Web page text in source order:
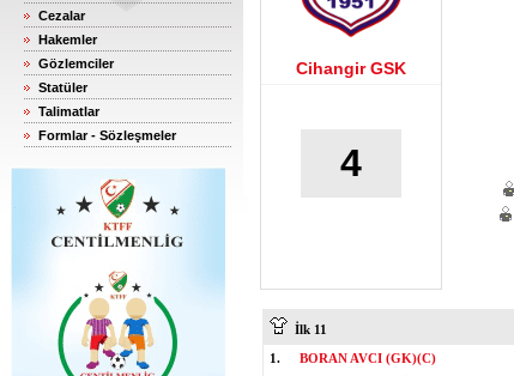
Cezalar
Hakemler
Gözlemciler
Statüler
Talimatlar
Formlar - Sözleşmeler
Cihangir GSK
4
İlk 11
1.
BORAN AVCI (GK)(C)